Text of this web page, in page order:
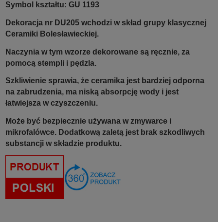
Symbol kształtu: GU 1193
Dekoracja nr DU205 wchodzi w skład grupy klasycznej
Ceramiki Bolesławieckiej.
Naczynia w tym wzorze dekorowane są ręcznie, za
pomocą stempli i pędzla.
Szkliwienie sprawia, że ceramika jest bardziej odporna
na zabrudzenia, ma niską absorpcję wody i jest
łatwiejsza w czyszczeniu.
Może być bezpiecznie używana w zmywarce i
mikrofalówce. Dodatkową zaletą jest brak szkodliwych
substancji w składzie produktu.